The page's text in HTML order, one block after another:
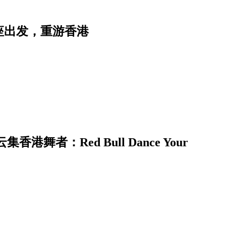
出发，重游香港
香港舞者：Red Bull Dance Your